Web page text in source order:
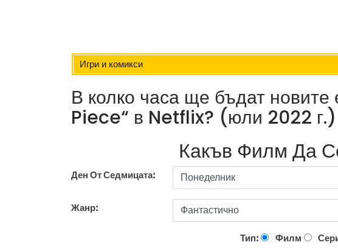
Игри и комикси
В колко часа ще бъдат новите
Piece“ в Netflix? (юли 2022 г.)
Какъв Филм Да
Ден От Седмицата:
Жанр:
Тип: Филм